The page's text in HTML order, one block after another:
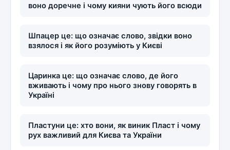
воно доречне і чому кияни чують його всюди
Шпацер це: що означає слово, звідки воно
взялося і як його розуміють у Києві
Царинка це: що означає слово, де його
вживають і чому про нього знову говорять в
Україні
Пластуни це: хто вони, як виник Пласт і чому
рух важливий для Києва та України